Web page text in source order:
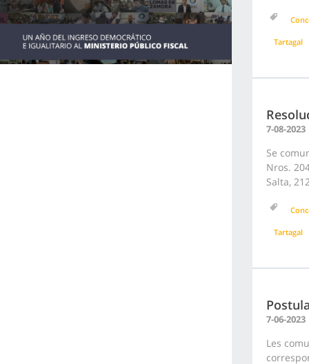
Tartagal
7-08-2023
Se
Nros.
Salta,
Tartagal
7-06-2023
Les